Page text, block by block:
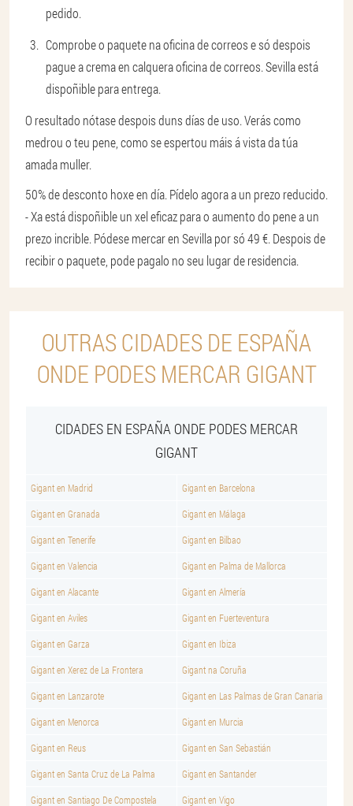
pedido.
Comprobe o paquete na oficina de correos e só despois
pague a crema en calquera oficina de correos. Sevilla está
dispoñible para entrega.
O resultado nótase despois duns días de uso. Verás como
medrou o teu pene, como se espertou máis á vista da túa
amada muller.
50% de desconto hoxe en día. Pídelo agora a un prezo reducido.
- Xa está dispoñible un xel eficaz para o aumento do pene a un
prezo incrible. Pódese mercar en Sevilla por só 49 €. Despois de
recibir o paquete, pode pagalo no seu lugar de residencia.
OUTRAS CIDADES DE ESPAÑA
ONDE PODES MERCAR GIGANT
CIDADES EN ESPAÑA ONDE PODES MERCAR
GIGANT
Gigant en Madrid Gigant en Barcelona
Gigant en Granada Gigant en Málaga
Gigant en Tenerife Gigant en Bilbao
Gigant en Valencia Gigant en Palma de Mallorca
Gigant en Alacante Gigant en Almería
Gigant en Aviles Gigant en Fuerteventura
Gigant en Garza Gigant en Ibiza
Gigant en Xerez de La Frontera Gigant na Coruña
Gigant en Lanzarote Gigant en Las Palmas de Gran Canaria
Gigant en Menorca Gigant en Murcia
Gigant en Reus Gigant en San Sebastián
Gigant en Santa Cruz de La Palma Gigant en Santander
Gigant en Santiago De Compostela Gigant en Vigo